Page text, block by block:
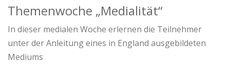
Themenwoche „Medialität“
In dieser medialen Woche erlernen die Teilnehmer
unter der Anleitung eines in England ausgebildeten
Mediums